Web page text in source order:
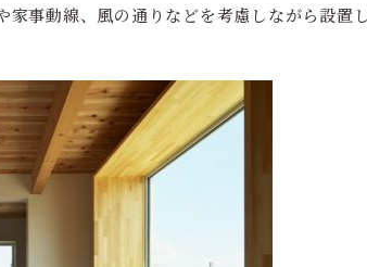
事動線、風の通りなどを考慮しながら設置